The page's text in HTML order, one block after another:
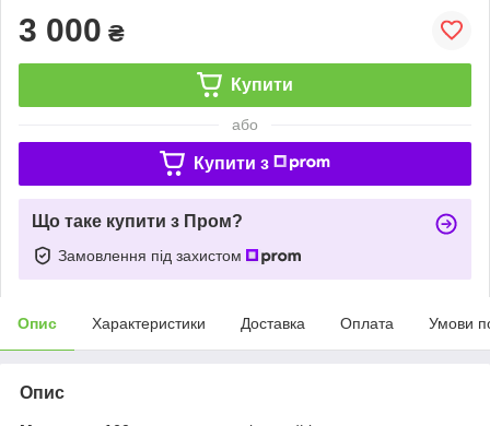
3 000 ₴
Купити
або
Купити з
Що таке купити з Пром?
Замовлення під захистом
Опис Характеристики Доставка Оплата Умови
Опис